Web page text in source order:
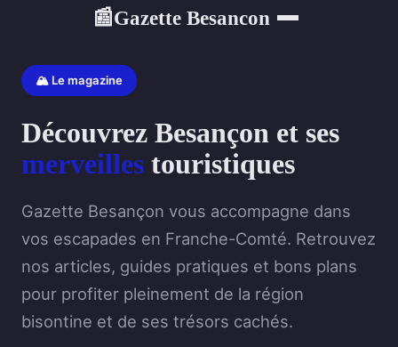
📰Gazette Besancon
🏔️ Le magazine
Découvrez Besançon et ses
merveilles touristiques
Gazette Besançon vous accompagne dans
vos escapades en Franche-Comté. Retrouvez
nos articles, guides pratiques et bons plans
pour profiter pleinement de la région
bisontine et de ses trésors cachés.